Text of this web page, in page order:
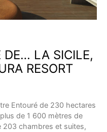
DE… LA SICILE,
RESORT
Entouré de 230 hectares
de 1 600 mètres de
203 chambres et suites,